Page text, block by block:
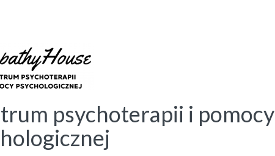
psychoterapii i pomocy